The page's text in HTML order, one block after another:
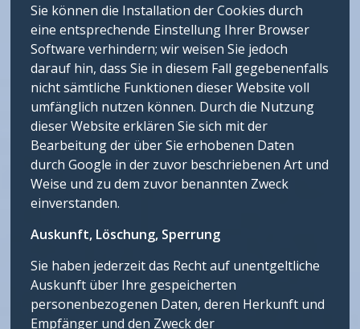
Sie können die Installation der Cookies durch
eine entsprechende Einstellung Ihrer Browser
Software verhindern; wir weisen Sie jedoch
darauf hin, dass Sie in diesem Fall gegebenenfalls
nicht sämtliche Funktionen dieser Website voll
umfänglich nutzen können. Durch die Nutzung
dieser Website erklären Sie sich mit der
Bearbeitung der über Sie erhobenen Daten
durch Google in der zuvor beschriebenen Art und
Weise und zu dem zuvor benannten Zweck
einverstanden.
Auskunft, Löschung, Sperrung
Sie haben jederzeit das Recht auf unentgeltliche
Auskunft über Ihre gespeicherten
personenbezogenen Daten, deren Herkunft und
Empfänger und den Zweck der